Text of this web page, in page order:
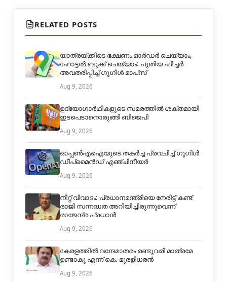
RELATED POSTS
യാത്രയ്ക്കിടെ ഭക്ഷണം ഓർഡർ ചെയ്യാം,
ഹോട്ടൽ ബുക്ക് ചെയ്യാം: പുതിയ ഫീച്ചർ
അവതരിപ്പിച്ച് ഗൂഗിൾ മാപ്‌സ്
Aug 9, 2026
ഉദ്യോഗാർഥികളുടെ സമരത്തിൽ ശക്തമായി
ഇടപെടാനൊരുങ്ങി ബിജെപി
Aug 9, 2026
ഓപ്പൺഎഐയുടെ തകർച്ച പ്രവചിച്ച് ഗൂഗിൾ
ഡീപ്മൈൻഡ് എഞ്ചിനീയർ
Aug 9, 2026
നീറ്റ് വിവാദം: പ്രധാനമന്ത്രിയെ നേരിട്ട് കണ്ട്
രാജി സന്നദ്ധത അറിയിച്ചിരുന്നുവെന്ന്
രാജേന്ദ്ര പ്രധാൻ
Aug 9, 2026
കേരളത്തിൽ വന്ദേമാതരം രണ്ടുവരി മാത്രമേ
ഉണ്ടാകൂ എന്ന് കെ. മുരളീധരൻ
Aug 9, 2026